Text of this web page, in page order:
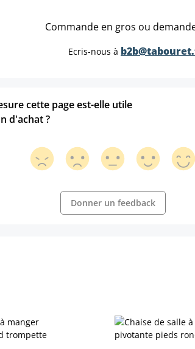
Commande en gros ou
Ecris-nous à
cette page est-elle utile
d'achat ?
Donner un feedback